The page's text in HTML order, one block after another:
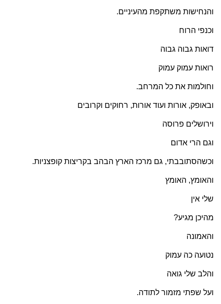
והנחישות משתקפת מהעיניים.
וכנפי הרוח
דואות גבוה גבוה
רואות עמוק עמוק
וחולמות את כל המרחב.
ובאופק, אורות ועוד אורות, רחוקים וקרובים
וירושלים פרוסה
וגם הרי אדום
וכשהסתובבתי, גם מרכז הארץ הבהב בקריצות קופצניות.
והאומץ, האומץ
שלי אין
מהיכן מגיע?
והאמונה
נטועה כה עמוק
והלב שלי גואה
ועל שפתי מזמור לתודה.